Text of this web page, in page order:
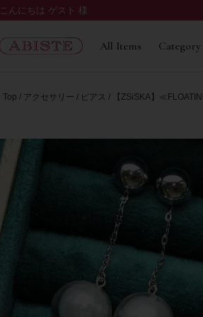
こんにちは ゲスト 様
All Items Category
Top アクセサリー ピアス 【ZSiSKA】